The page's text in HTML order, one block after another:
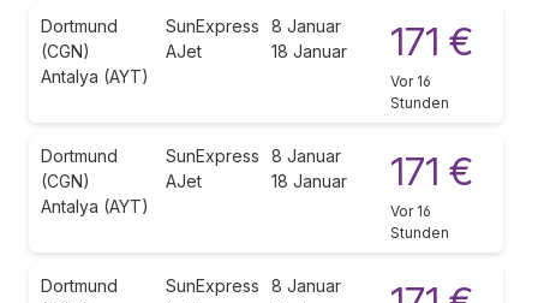
Dortmund
(CGN)
Antalya (AYT)
SunExpress
AJet
8 Januar
18 Januar
171 €
Vor 16
Stunden
Dortmund
(CGN)
Antalya (AYT)
SunExpress
AJet
8 Januar
18 Januar
171 €
Vor 16
Stunden
Dortmund
SunExpress
8 Januar